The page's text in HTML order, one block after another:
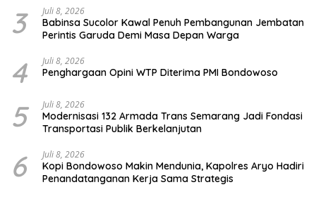
3 Juli 8, 2026
Babinsa Sucolor Kawal Penuh Pembangunan Jembatan
Perintis Garuda Demi Masa Depan Warga
4 Juli 8, 2026
Penghargaan Opini WTP Diterima PMI Bondowoso
5 Juli 8, 2026
Modernisasi 132 Armada Trans Semarang Jadi Fondasi
Transportasi Publik Berkelanjutan
6 Juli 8, 2026
Kopi Bondowoso Makin Mendunia, Kapolres Aryo Hadiri
Penandatanganan Kerja Sama Strategis